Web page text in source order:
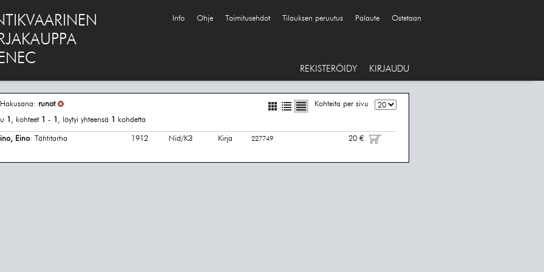
Info Ohje Toimitusehdot Tilauksen peruutus Palaute Ostetaan
REKISTERÖIDY KIRJAUDU
Kohteita per sivu
runot
1 , kohteet 1 - 1 , löytyi yhteensä 1 kohdetta
Eino: Tähtitarha 1912 Nid/K3 Kirja 227749 20 €